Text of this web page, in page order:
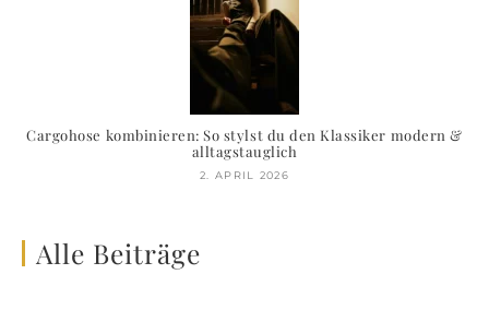
Cargohose kombinieren: So stylst du den Klassiker modern &
alltagstauglich
2. APRIL 2026
Alle Beiträge